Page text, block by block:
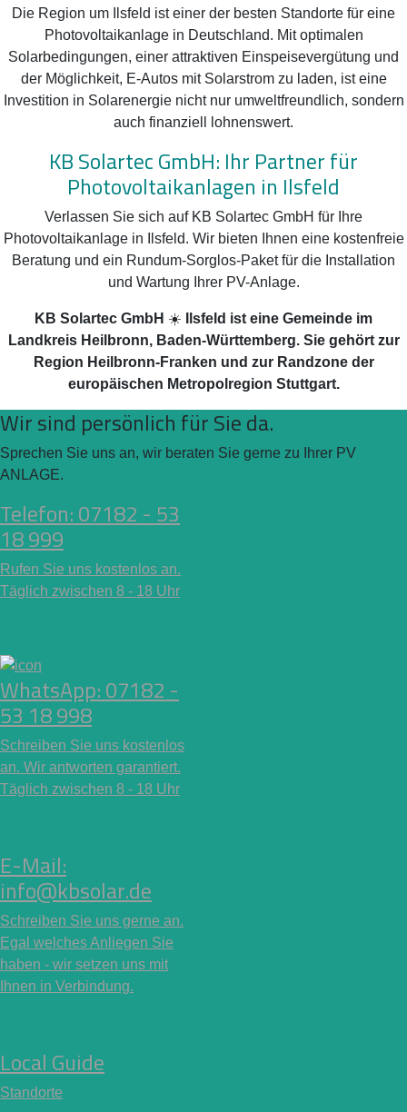
Die Region um Ilsfeld ist einer der besten Standorte für eine
Photovoltaikanlage in Deutschland. Mit optimalen
Solarbedingungen, einer attraktiven Einspeisevergütung und
der Möglichkeit, E-Autos mit Solarstrom zu laden, ist eine
Investition in Solarenergie nicht nur umweltfreundlich, sondern
auch finanziell lohnenswert.
KB Solartec GmbH: Ihr Partner für
Photovoltaikanlagen in Ilsfeld
Verlassen Sie sich auf KB Solartec GmbH für Ihre
Photovoltaikanlage in Ilsfeld. Wir bieten Ihnen eine kostenfreie
Beratung und ein Rundum-Sorglos-Paket für die Installation
und Wartung Ihrer PV-Anlage.
KB Solartec GmbH ☀️
Ilsfeld ist eine Gemeinde im
Landkreis Heilbronn, Baden-Württemberg. Sie gehört zur
Region Heilbronn-Franken und zur Randzone der
europäischen Metropolregion Stuttgart.
Wir sind persönlich für Sie da.
Sprechen Sie uns an, wir beraten Sie gerne zu Ihrer PV
ANLAGE.
Telefon: 07182 - 53
18 999
Rufen Sie uns kostenlos an.
Täglich zwischen 8 - 18 Uhr
WhatsApp: 07182 -
53 18 998
Schreiben Sie uns kostenlos
an. Wir antworten garantiert.
Täglich zwischen 8 - 18 Uhr
E-Mail:
info@kbsolar.de
Schreiben Sie uns gerne an.
Egal welches Anliegen Sie
haben - wir setzen uns mit
Ihnen in Verbindung.
Local Guide
Standorte